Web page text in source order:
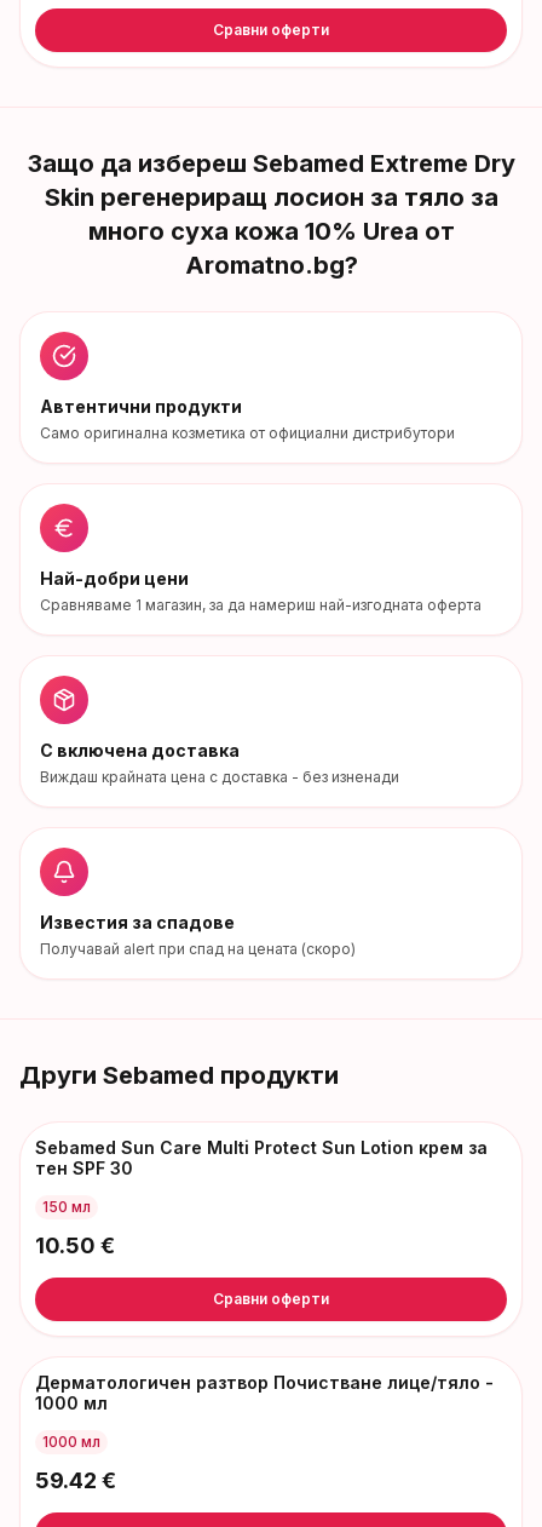
Сравни оферти
Защо да избереш Sebamed Extreme Dry
Skin регенериращ лосион за тяло за
много суха кожа 10% Urea от
Aromatno.bg?
Автентични продукти
Само оригинална козметика от официални дистрибутори
Най-добри цени
Сравняваме 1 магазин, за да намериш най-изгодната оферта
С включена доставка
Виждаш крайната цена с доставка - без изненади
Известия за спадове
Получавай alert при спад на цената (скоро)
Други Sebamed продукти
Sebamed Sun Care Multi Protect Sun Lotion крем за
тен SPF 30
150 мл
10.50 €
Сравни оферти
Дерматологичен разтвор Почистване лице/тяло -
1000 мл
1000 мл
59.42 €